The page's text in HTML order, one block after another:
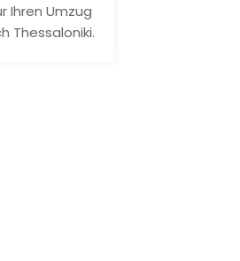
Ihren Umzug
Thessaloniki.